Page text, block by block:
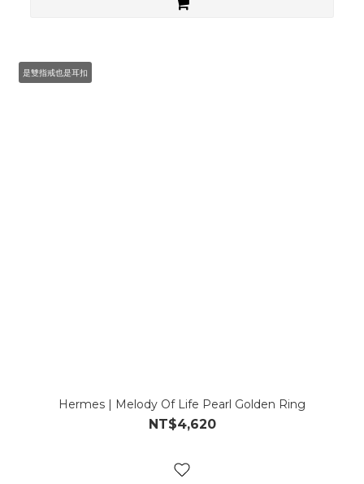
是雙指戒也是耳扣
Hermes | Melody Of Life Pearl Golden Ring
NT$4,620